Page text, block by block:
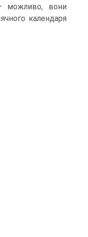
можливо, вони
кален­даря